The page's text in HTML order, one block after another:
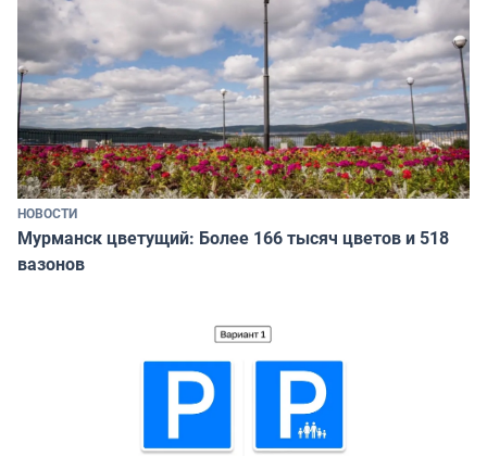
НОВОСТИ
Мурманск цветущий: Более 166 тысяч цветов и 518
вазонов